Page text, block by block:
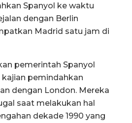
Spanyol ke waktu
dengan Berlin
Madrid satu jam di
pemerintah Spanyol
pemindahkan
dengan London. Mereka
saat melakukan hal
dekade 1990 yang